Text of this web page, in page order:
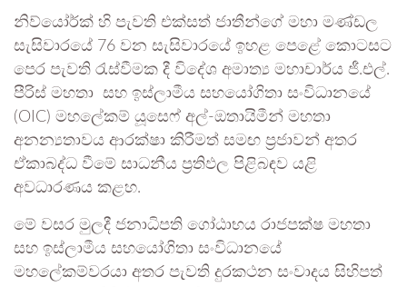
නිව්යෝර්ක් හි පැවති එක්සත් ජාතීන්ගේ මහා මණ්ඩල
සැසිවාරයේ 76 වන සැසිවාරයේ ඉහළ පෙළේ කොටසට
පෙර පැවති රැස්වීමක දී විදේශ අමාත්‍ය මහාචාර්ය ජී.එල්.
පීරිස් මහතා සහ ඉස්ලාමීය සහයෝගිතා සංවිධානයේ
(OIC) මහලේකම් යූසෙෆ් අල්-ඔතායිමීන් මහතා
අනන්‍යතාවය ආරක්ෂා කිරීමත් සමඟ ප්‍රජාවන් අතර
ඒකාබද්ධ වීමේ සාධනීය ප්‍රතිඵල පිළිබඳව යළි
අවධාරණය කළහ.
මේ වසර මුලදී ජනාධිපති ගෝඨාභය රාජපක්ෂ මහතා
සහ ඉස්ලාමීය සහයෝගිතා සංවිධානයේ
මහලේකම්වරයා අතර පැවති දුරකථන සංවාදය සිහිපත්